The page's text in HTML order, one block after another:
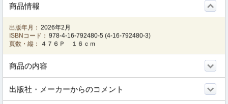
商品情報
出版年月： 2026年2月
ISBNコード： 978-4-16-792480-5 (4-16-792480-3)
頁数・縦：
４７６Ｐ １６ｃｍ
商品の内容
出版社・メーカーからのコメント